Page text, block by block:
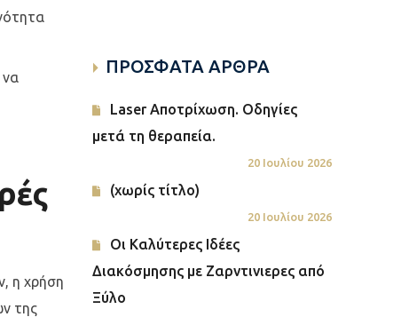
να
η χρήση
της
ΠΡΟΣΦΑΤΑ ΑΡΘΡΑ
Laser Αποτρίχωση. Οδηγίες
μετά τη θεραπεία.
20 Ιουλίου 2026
(χωρίς τίτλο)
20 Ιουλίου 2026
Οι Καλύτερες Ιδέες
Διακόσμησης με Ζαρντινιερες από
Ξύλο